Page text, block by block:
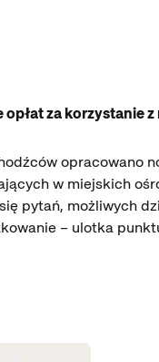
za korzystanie
w miejskich
pytań, możliwych
– ulotka